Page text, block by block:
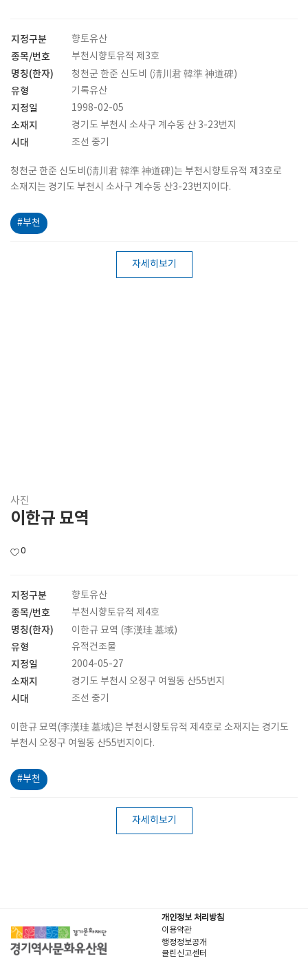
지정구분 향토유산
종목/번호 부천시향토유적 제3호
명칭(한자) 청천군 한준 신도비 (淸川君 韓準 神道碑)
유형 기록유산
지정일 1998-02-05
소재지 경기도 부천시 소사구 계수동 산 3-23번지
시대 조선 중기
청천군 한준 신도비(淸川君 韓準 神道碑)는 부천시향토유적 제3호로
소재지는 경기도 부천시 소사구 계수동 산3-23번지이다.
#부천
자세히보기
사진
이한규 묘역
0
지정구분 향토유산
종목/번호 부천시향토유적 제4호
명칭(한자) 이한규 묘역 (李漢珪 墓域)
유형 유적건조물
지정일 2004-05-27
소재지 경기도 부천시 오정구 여월동 산55번지
시대 조선 중기
이한규 묘역(李漢珪 墓域)은 부천시향토유적 제4호로 소재지는 경기도
부천시 오정구 여월동 산55번지이다.
#부천
자세히보기
개인정보 처리방침
이용약관
행정정보공개
클린신고센터